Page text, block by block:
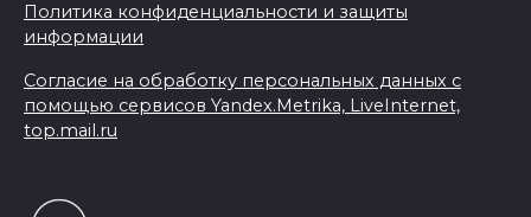
Политика конфиденциальности и защиты
информации
Согласие на обработку персональных данных с
помощью сервисов Yandex.Metrika, LiveInternet,
top.mail.ru